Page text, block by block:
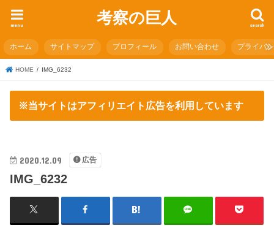
考察の巨人 search
menu
ホーム サイトマップ プロフィール お問い合わせ プライバ
HOME IMG_6232
※当サイトはアフィリエイト広告を利用しています
2020.12.09 広告
IMG_6232